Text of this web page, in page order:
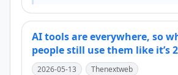
AI tools are everywhere, so
people still use them like it’s
2026-05-13
Thenextweb